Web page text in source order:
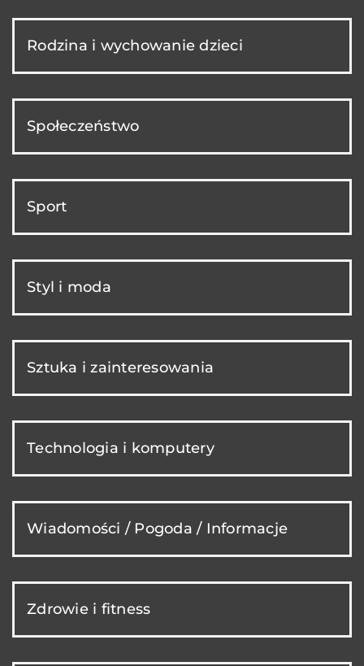
Rodzina i wychowanie dzieci
Społeczeństwo
Sport
Styl i moda
Sztuka i zainteresowania
Technologia i komputery
Wiadomości / Pogoda / Informacje
Zdrowie i fitness